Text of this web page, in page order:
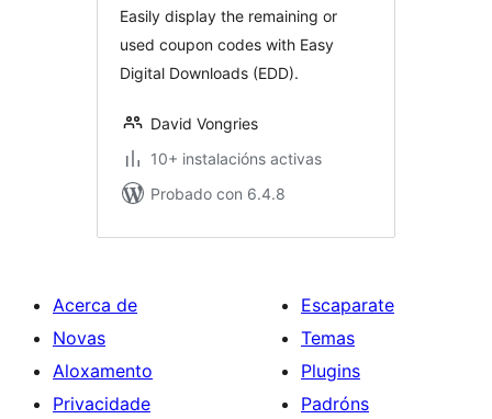
Easily display the remaining or
used coupon codes with Easy
Digital Downloads (EDD).
David Vongries
10+ instalacións activas
Probado con 6.4.8
Acerca de
Novas
Aloxamento
Privacidade
Escaparate
Temas
Plugins
Padróns